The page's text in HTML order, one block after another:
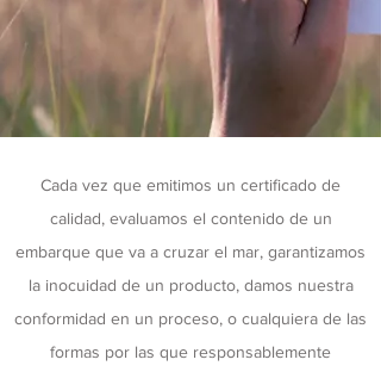
Cada vez que emitimos un certificado de
calidad, evaluamos el contenido de un
embarque que va a cruzar el mar, garantizamos
la inocuidad de un producto, damos nuestra
conformidad en un proceso, o cualquiera de las
formas por las que responsablemente